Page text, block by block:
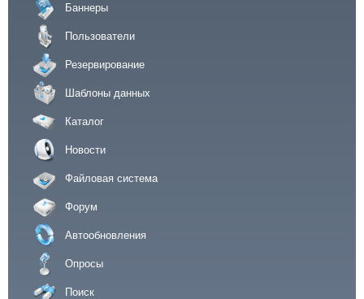
Баннеры
Пользователи
Резервирование
Шаблоны данных
Каталог
Новости
Файловая система
Форум
Автообновления
Опросы
Поиск